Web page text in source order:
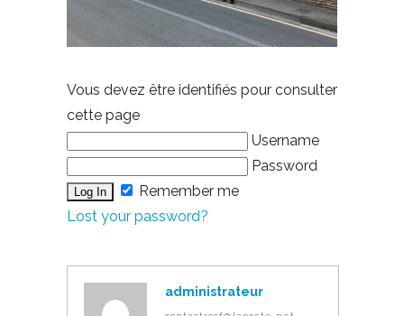
Vous devez être identifiés pour consulter
cette page
Username
Password
Remember me
Lost your password?
administrateur